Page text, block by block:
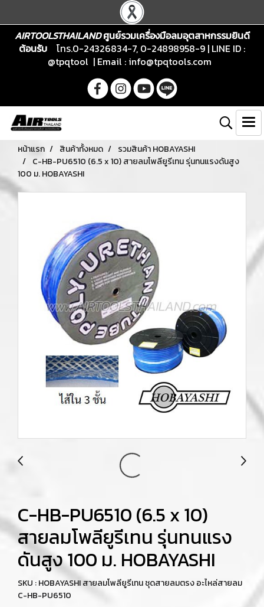
AIRTOOLSTHAILANDศูนย์รวมเครื่องมือลมอุตสาหกรรมยินดี
ต้อนรับ
โทร.0-24326834-7, 0-24898958-9 | LINE ID :
@tpqtool | Email : info@tpqtools.com
หน้าแรก สินค้าทั้งหมด
รวมสินค้า HOBAYASHI
C-HB-PU6510 (6.5 x 10) สายลมโพลียูรีเทน รุ่นทนแรงดันสูง
100 ม. HOBAYASHI
C-HB-PU6510 (6.5 x 10)
สายลมโพลียูรีเทน รุ่นทนแรง
ดันสูง 100 ม. HOBAYASHI
SKU : HOBAYASHI สายลมโพลียูรีเทน ชุดสายลมตรง อะไหล่สายลม
C-HB-PU6510